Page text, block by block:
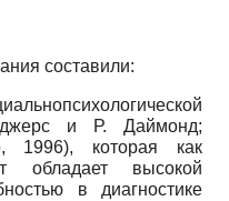
составили:
и Р. Даймонд;
1996), которая как
обладает высокой
в диагностике